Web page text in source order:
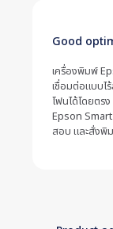
Good
เครื่องพิมพ์
เชื่อมต่อแบบไ
โฟนได้โดยตร
Epson
สอบ และสั่งพิ